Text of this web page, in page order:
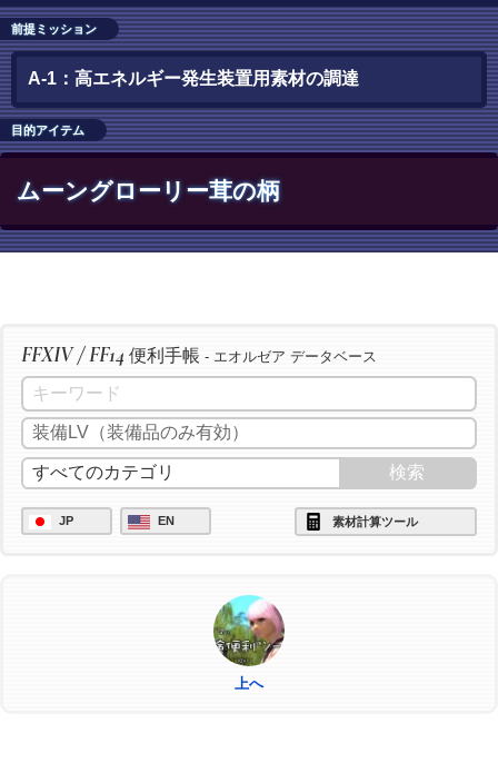
前提ミッション
A-1：高エネルギー発生装置用素材の調達
目的アイテム
ムーングローリー茸の柄
FFXIV / FF14 便利手帳 - エオルゼア データベース
JP EN 素材計算ツール
上へ